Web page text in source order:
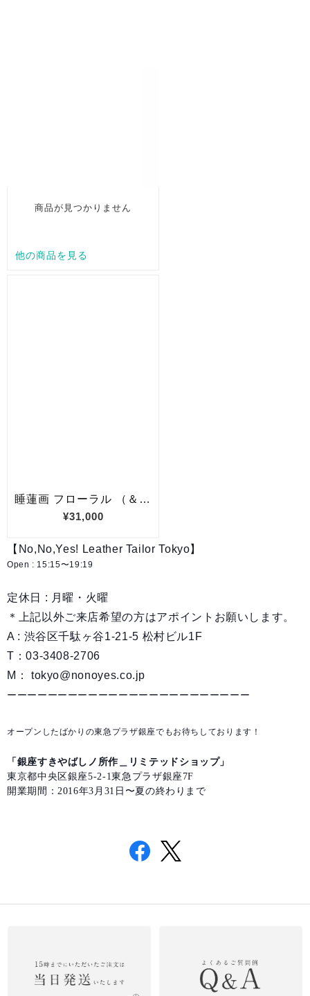
【No,No,Yes! Leather Tailor Tokyo】
Open : 15:15〜19:19
定休日 : 月曜・火曜
＊上記以外ご来店希望の方はアポイントお願いします。
A : 渋谷区千駄ヶ谷1-21-5 松村ビル1F
T：03-3408-2706
M： tokyo@nonoyes.co.jp
ーーーーーーーーーーーーーーーーーーーーーーーー
オープンしたばかりの東急プラザ銀座でもお待ちしております！
「銀座すきやばしノ所作＿リミテッドショップ」
東京都中央区銀座5-2-1東急プラザ銀座 7F
開業期間：2016年3 月 31 日 〜夏の終わりまで